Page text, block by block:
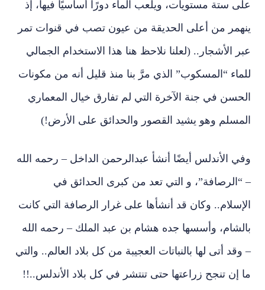
على ستة مستويات، ويلعب الماء دورًا أساسيًا فيها، إذ
ينهمر من أعلى الحديقة من عيون تصب في قنوات تمر
عبر الأشجار.. (لعلنا نلاحظ هنا هذا الاستخدام الجمالي
للماء “المسكوب” الذي مرَّ بنا منذ قليل أنه من مكونات
الحسن في جنة الآخرة التي لم تفارق خيال المعماري
المسلم وهو يشيد القصور والحدائق على الأرض!)
وفي الأندلس أيضًا أنشأ عبدالرحمن الداخل – رحمه الله
– “الرصافة”، و التي تعد من كبرى الحدائق في
الإسلام.. وكان قد أنشأها على غرار الرصافة التي كانت
بالشام، وأسسها جده هشام بن عبد الملك – رحمه الله
– وقد أتى لها بالنباتات العجيبة من كل بلاد العالم.. والتي
ما إن تنجح زراعتها حتى تنتشر في كل بلاد الأندلس..!!